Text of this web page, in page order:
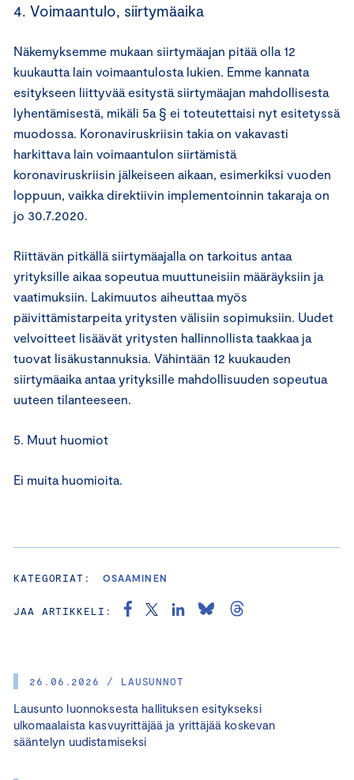
26.06.2026 / LAUSUNNOT
Lausunto luonnoksesta hallituksen esitykseksi
ulkomaalaista kasvuyrittäjää ja yrittäjää koskevan
sääntelyn uudistamiseksi
4. Voimaantulo, siirtymäaika
Näkemyksemme mukaan siirtymäajan pitää olla 12
kuukautta lain voimaantulosta lukien. Emme kannata
esitykseen liittyvää esitystä siirtymäajan mahdollisesta
lyhentämisestä, mikäli 5a § ei toteutettaisi nyt esitetyssä
muodossa. Koronaviruskriisin takia on vakavasti
harkittava lain voimaantulon siirtämistä
koronaviruskriisin jälkeiseen aikaan, esimerkiksi vuoden
loppuun, vaikka direktiivin implementoinnin takaraja on
jo 30.7.2020.
Riittävän pitkällä siirtymäajalla on tarkoitus antaa
yrityksille aikaa sopeutua muuttuneisiin määräyksiin ja
vaatimuksiin. Lakimuutos aiheuttaa myös
päivittämistarpeita yritysten välisiin sopimuksiin. Uudet
velvoitteet lisäävät yritysten hallinnollista taakkaa ja
tuovat lisäkustannuksia. Vähintään 12 kuukauden
siirtymäaika antaa yrityksille mahdollisuuden sopeutua
uuteen tilanteeseen.
5. Muut huomiot
Ei muita huomioita.
KATEGORIAT: OSAAMINEN
JAA ARTIKKELI: